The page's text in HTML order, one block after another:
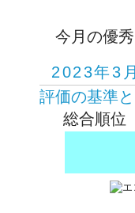
今月の優
2023年3
評価の基準
総合順位